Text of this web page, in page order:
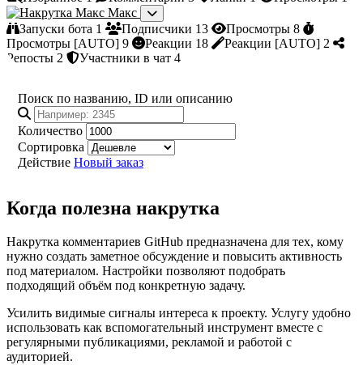
Макс
Запуски бота 1 Подписчики 13 Просмотры 8
Просмотры [AUTO] 9 Реакции 18 Реакции [AUTO] 2
Репосты 2 Участники в чат 4
Поиск по названию, ID или описанию
Количество
Сортировка
Действие Новый заказ
Когда полезна накрутка
Накрутка комментариев GitHub предназначена для тех, кому
нужно создать заметное обсуждение и повысить активность
под материалом. Настройки позволяют подобрать
подходящий объём под конкретную задачу.
Усилить видимые сигналы интереса к проекту. Услугу удобно
использовать как вспомогательный инструмент вместе с
регулярными публикациями, рекламой и работой с
аудиторией.